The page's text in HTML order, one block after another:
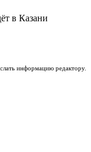
в Казани
информацию редактору.